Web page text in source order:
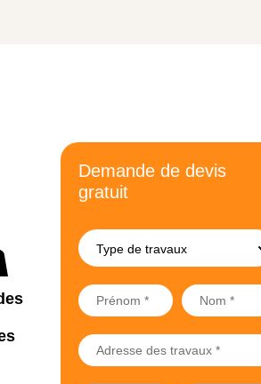
Demande de devis
gratuit
Type de travaux